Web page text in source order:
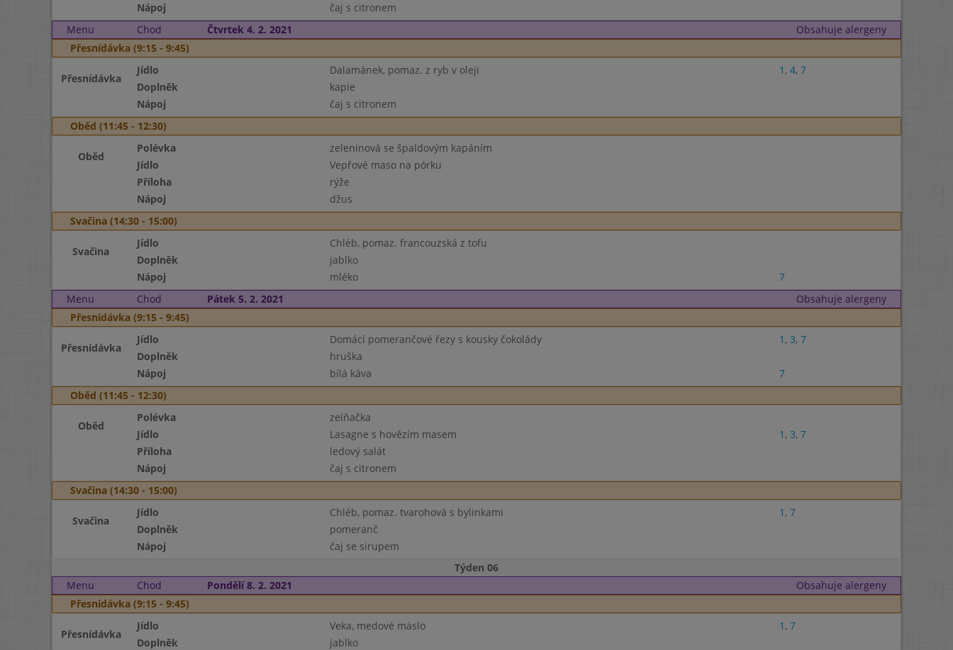
Nápoj
čaj s citronem
Menu
Chod Čtvrtek 4. 2. 2021
Obsahuje alergeny
Přesnídávka (9:15 - 9:45)
Přesnídávka
Jídlo Dalamánek, pomaz. z ryb v oleji 1 , 4, 7
Doplněk
kapie
Nápoj
čaj s citronem
Oběd (11:45 - 12:30)
Oběd
Polévka
zeleninová se špaldovým kapáním
Jídlo
Vepřové maso na pórku
Příloha
rýže
Nápoj
džus
Svačina (14:30 - 15:00)
Svačina
Jídlo
Chléb, pomaz. francouzská z tofu
Doplněk
jablko
Nápoj
mléko
7
Menu
Chod Pátek 5. 2. 2021
Obsahuje alergeny
Přesnídávka (9:15 - 9:45)
Přesnídávka
Jídlo Domácí pomerančové řezy s kousky čokolády 1 , 3, 7
Doplněk
hruška
Nápoj
bílá káva
7
Oběd (11:45 - 12:30)
Oběd
Polévka
zelňačka
Jídlo
Lasagne s hovězím masem 1 , 3, 7
Příloha
ledový salát
Nápoj
čaj s citronem
Svačina (14:30 - 15:00)
Svačina
Jídlo Chléb, pomaz. tvarohová s bylinkami 1 , 7
Doplněk
pomeranč
Nápoj
čaj se sirupem
Týden 06
Menu
Chod Pondělí 8. 2. 2021
Obsahuje alergeny
Přesnídávka (9:15 - 9:45)
Přesnídávka
Jídlo Veka, medové máslo 1 , 7
Doplněk
jablko